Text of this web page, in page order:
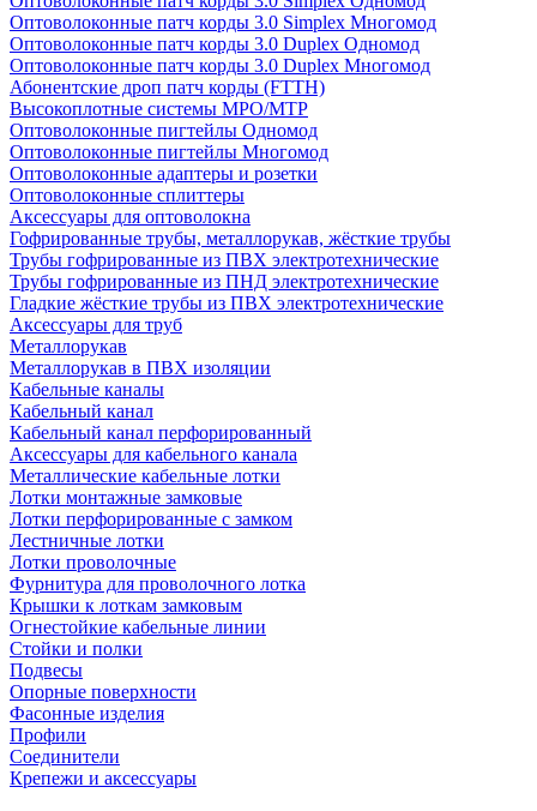
Оптоволоконные патч корды 3.0 Simplex Многомод
Оптоволоконные патч корды 3.0 Duplex Одномод
Оптоволоконные патч корды 3.0 Duplex Многомод
Абонентские дроп патч корды (FTTH)
Высокоплотные системы MPO/MTP
Оптоволоконные пигтейлы Одномод
Оптоволоконные пигтейлы Многомод
Оптоволоконные адаптеры и розетки
Оптоволоконные сплиттеры
Аксессуары для оптоволокна
Гофрированные трубы, металлорукав, жёсткие трубы
Трубы гофрированные из ПВХ электротехнические
Трубы гофрированные из ПНД электротехнические
Гладкие жёсткие трубы из ПВХ электротехнические
Аксессуары для труб
Металлорукав
Металлорукав в ПВХ изоляции
Кабельные каналы
Кабельный канал
Кабельный канал перфорированный
Аксессуары для кабельного канала
Металлические кабельные лотки
Лотки монтажные замковые
Лотки перфорированные с замком
Лестничные лотки
Лотки проволочные
Фурнитура для проволочного лотка
Крышки к лоткам замковым
Огнестойкие кабельные линии
Стойки и полки
Подвесы
Опорные поверхности
Фасонные изделия
Профили
Соединители
Крепежи и аксессуары